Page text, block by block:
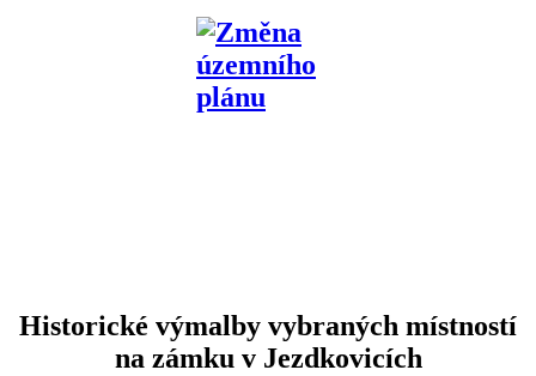
Historické výmalby vybraných místností
na zámku v Jezdkovicích